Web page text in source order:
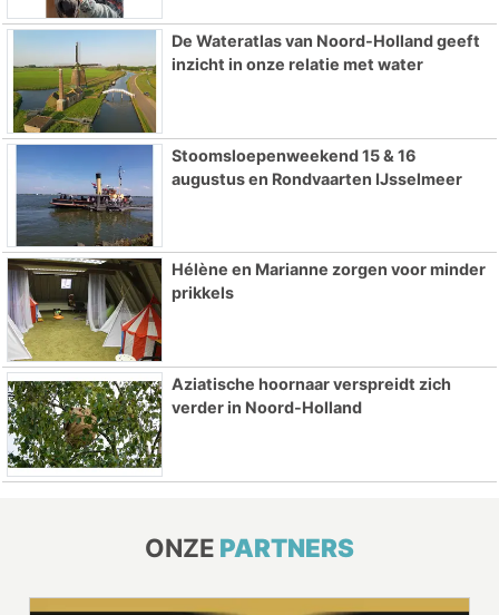
De Wateratlas van Noord-Holland geeft
inzicht in onze relatie met water
Stoomsloepenweekend 15 & 16
augustus en Rondvaarten IJsselmeer
Hélène en Marianne zorgen voor minder
prikkels
Aziatische hoornaar verspreidt zich
verder in Noord-Holland
ONZE PARTNERS